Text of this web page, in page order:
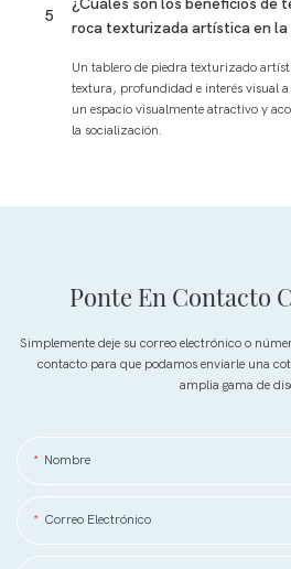
5
¿Cuáles son los beneficios de
roca texturizada artística en la
Un tablero de piedra texturizado
textura, profundidad e interés visual a
un espacio visualmente atractivo y
la socialización.
Ponte En Contacto
Simplemente deje su correo electrónico o
contacto para que podamos enviarle una
amplia gama de
Nombre
Correo Electrónico